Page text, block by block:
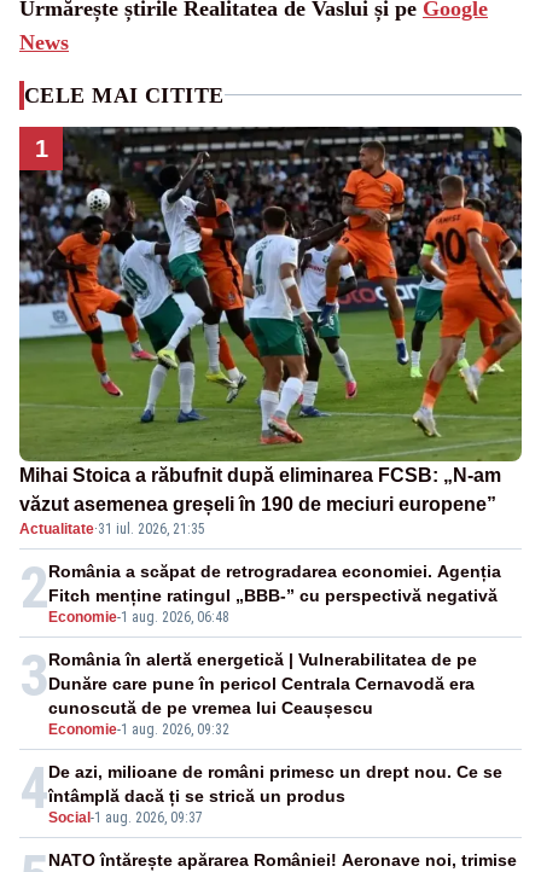
Urmărește știrile Realitatea de Vaslui și pe Google
News
CELE MAI CITITE
1
Mihai Stoica a răbufnit după eliminarea FCSB: „N-am
văzut asemenea greșeli în 190 de meciuri europene”
Actualitate·31 iul. 2026, 21:35
2 Economie-1 aug. 2026, 06:48
România a scăpat de retrogradarea economiei. Agenția
Fitch menține ratingul „BBB-” cu perspectivă negativă
3
Economie-1 aug. 2026, 09:32
România în alertă energetică | Vulnerabilitatea de pe
Dunăre care pune în pericol Centrala Cernavodă era
cunoscută de pe vremea lui Ceaușescu
4Social -1 aug. 2026, 09:37
De azi, milioane de români primesc un drept nou. Ce se
întâmplă dacă ți se strică un produs
NATO întărește apărarea României! Aeronave noi, trimise